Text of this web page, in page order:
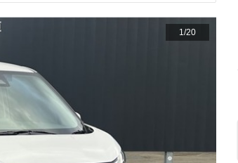
1/20